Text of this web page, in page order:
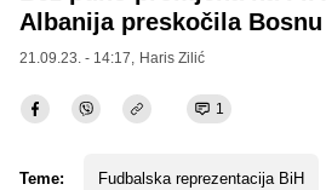
Albanija preskočila
21.09.23. - 14:17, Haris Zilić
1
Teme: Fudbalska reprezentacija BiH